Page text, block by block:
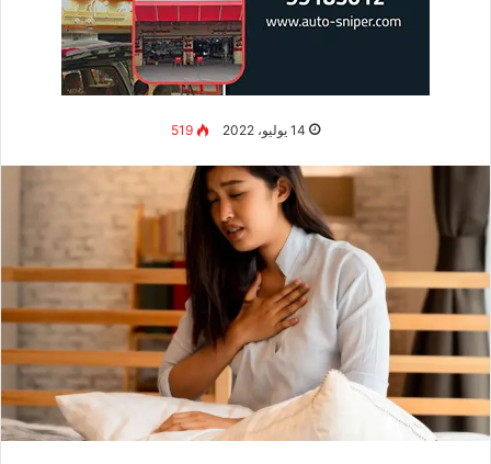
14 يوليو، 2022 519